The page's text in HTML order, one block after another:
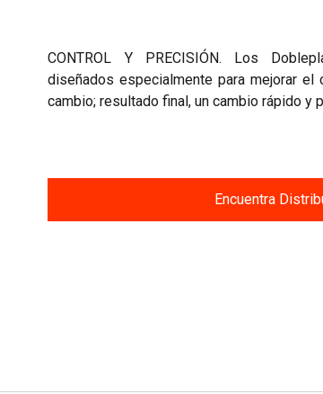
CONTROL Y PRECISIÓN. Los
diseñados especialmente para mejorar el
cambio; resultado final, un cambio rápido y
Encuentra